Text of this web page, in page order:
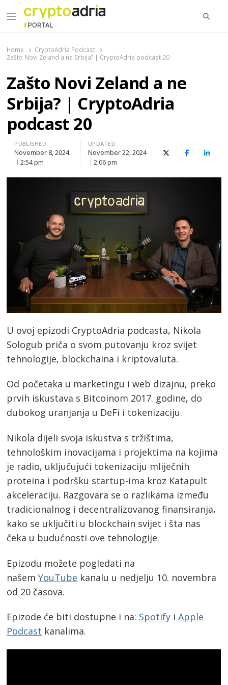
Menu
Home
CryptoAdria Podcast
Zašto Novi Zeland a ne Srbija? | CryptoAdria podcast 20
Zašto Novi Zeland a ne
Srbija? | CryptoAdria
podcast 20
PUBLISHED
November 8, 2024
2:54 pm
UPDATED
November 22, 2024
2:06 pm
X (Twitter)Facebook
U ovoj epizodi CryptoAdria podcasta, Nikola
Sologub priča o svom putovanju kroz svijet
tehnologije, blockchaina i kriptovaluta.
Od početaka u marketingu i web dizajnu, preko
prvih iskustava s Bitcoinom 2017. godine, do
dubokog uranjanja u DeFi i tokenizaciju.
Nikola dijeli svoja iskustva s tržištima,
tehnološkim inovacijama i projektima na kojima
je radio, uključujući tokenizaciju mliječnih
proteina i podršku startup-ima kroz Katapult
akceleraciju. Razgovara se o razlikama između
tradicionalnog i decentralizovanog finansiranja,
kako se uključiti u blockchain svijet i šta nas
čeka u budućnosti ove tehnologije.
Epizodu možete pogledati na
našemYouTube kanalu u nedjelju 10. novembra
od 20 časova.
Epizode će biti dostupne i na: Spotify i Apple
Podcast kanalima.